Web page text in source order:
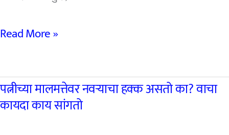
Sister
Rights
After
Marriage
Read More »
पत्नीच्या मालमत्तेवर नवऱ्याचा हक्क असतो का? वाचा
कायदा काय सांगतो